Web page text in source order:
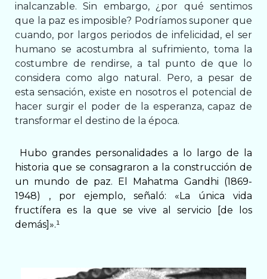
inalcanzable. Sin embargo, ¿por qué sentimos
que la paz es imposible? Podríamos suponer que
cuando, por largos periodos de infelicidad, el ser
humano se acostumbra al sufrimiento, toma la
costumbre de rendirse, a tal punto de que lo
considera como algo natural. Pero, a pesar de
esta sensación, existe en nosotros el potencial de
hacer surgir el poder de la esperanza, capaz de
transformar el destino de la época.
Hubo grandes personalidades a lo largo de la
historia que se consagraron a la construcción de
un mundo de paz. El Mahatma Gandhi (1869-
1948) , por ejemplo, señaló: «La única vida
fructífera es la que se vive al servicio [de los
demás]».¹